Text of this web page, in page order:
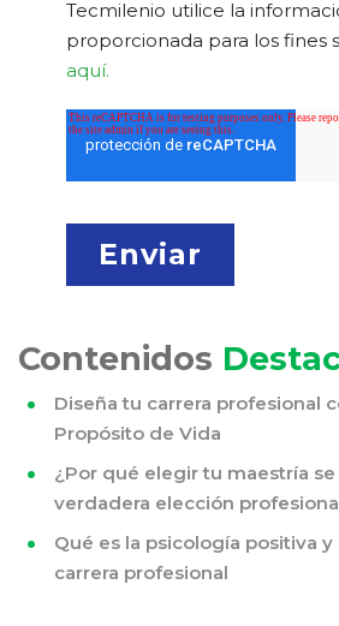
Tecmilenio utilice la
proporcionada para los fines
aquí.
Contenidos
Diseña tu carrera profesional
Propósito de Vida
¿Por qué elegir tu maestría
verdadera elección
Qué es la psicología positiva
carrera profesional